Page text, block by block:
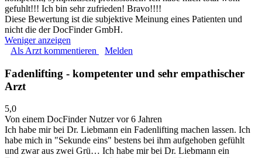
gefuhlt!!! Ich bin sehr zufrieden! Bravo!!!!
Diese Bewertung ist die subjektive Meinung eines Patienten und
nicht die der DocFinder GmbH.
Weniger anzeigen
Als Arzt kommentieren
Melden
Fadenlifting - kompetenter und sehr empathischer
Arzt
5,0
Von einem DocFinder Nutzervor 6 Jahren
Ich habe mir bei Dr. Liebmann ein Fadenlifting machen lassen. Ich
habe mich in "Sekunde eins" bestens bei ihm aufgehoben gefühlt
und zwar aus zwei Grü… Ich habe mir bei Dr. Liebmann ein